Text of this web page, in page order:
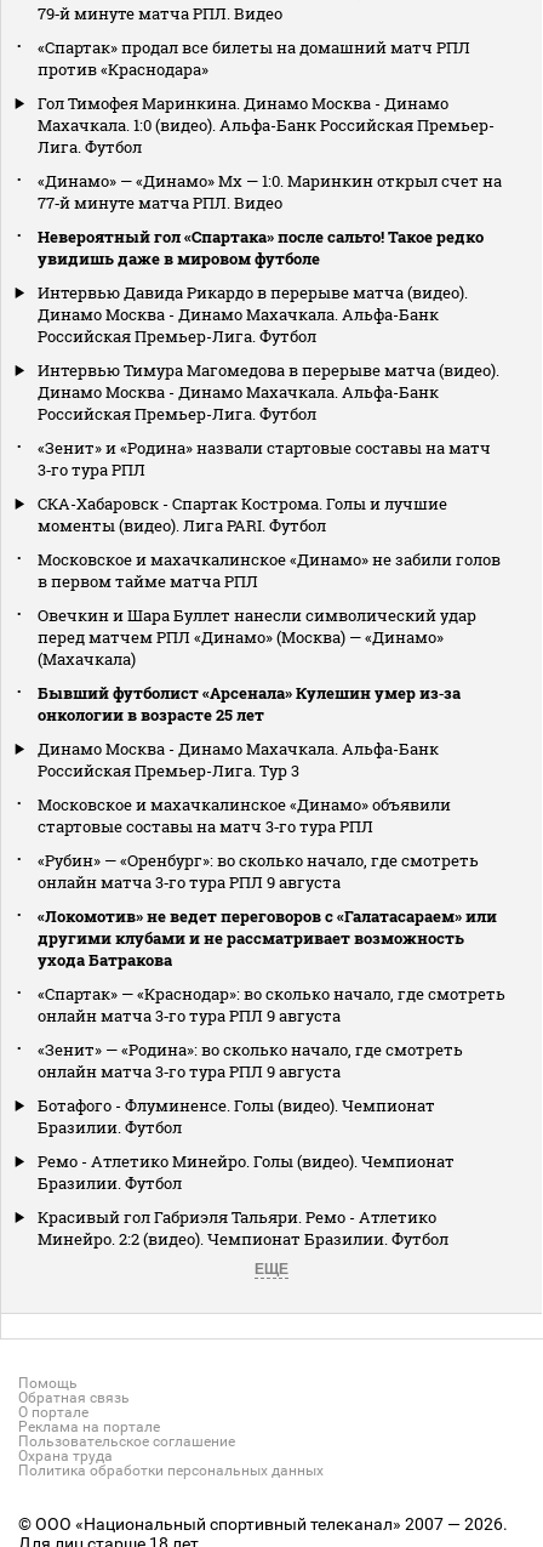
79‑й минуте матча РПЛ. Видео
«Спартак» продал все билеты на домашний матч РПЛ
против «Краснодара»
Гол Тимофея Маринкина. Динамо Москва - Динамо
Махачкала. 1:0 (видео). Альфа-Банк Российская Премьер-
Лига. Футбол
«Динамо» — «Динамо» Мх — 1:0. Маринкин открыл счет на
77‑й минуте матча РПЛ. Видео
Невероятный гол «Спартака» после сальто! Такое редко
увидишь даже в мировом футболе
Интервью Давида Рикардо в перерыве матча (видео).
Динамо Москва - Динамо Махачкала. Альфа-Банк
Российская Премьер-Лига. Футбол
Интервью Тимура Магомедова в перерыве матча (видео).
Динамо Москва - Динамо Махачкала. Альфа-Банк
Российская Премьер-Лига. Футбол
«Зенит» и «Родина» назвали стартовые составы на матч
3‑го тура РПЛ
СКА-Хабаровск - Спартак Кострома. Голы и лучшие
моменты (видео). Лига PARI. Футбол
Московское и махачкалинское «Динамо» не забили голов
в первом тайме матча РПЛ
Овечкин и Шара Буллет нанесли символический удар
перед матчем РПЛ «Динамо» (Москва) — «Динамо»
(Махачкала)
Бывший футболист «Арсенала» Кулешин умер из‑за
онкологии в возрасте 25 лет
Динамо Москва - Динамо Махачкала. Альфа-Банк
Российская Премьер-Лига. Тур 3
Московское и махачкалинское «Динамо» объявили
стартовые составы на матч 3‑го тура РПЛ
«Рубин» — «Оренбург»: во сколько начало, где смотреть
онлайн матча 3‑го тура РПЛ 9 августа
«Локомотив» не ведет переговоров с «Галатасараем» или
другими клубами и не рассматривает возможность
ухода Батракова
«Спартак» — «Краснодар»: во сколько начало, где смотреть
онлайн матча 3‑го тура РПЛ 9 августа
«Зенит» — «Родина»: во сколько начало, где смотреть
онлайн матча 3‑го тура РПЛ 9 августа
Ботафого - Флуминенсе. Голы (видео). Чемпионат
Бразилии. Футбол
Ремо - Атлетико Минейро. Голы (видео). Чемпионат
Бразилии. Футбол
Красивый гол Габриэля Тальяри. Ремо - Атлетико
Минейро. 2:2 (видео). Чемпионат Бразилии. Футбол
ЕЩЕ
Помощь
Обратная связь
О портале
Реклама на портале
Пользовательское соглашение
Охрана труда
Политика обработки персональных данных
© ООО «Национальный спортивный телеканал» 2007 — 2026.
Для лиц старше 18 лет